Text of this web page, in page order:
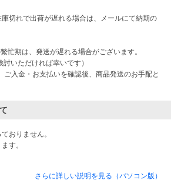
切れで出荷が遅れる場合は、メールにて納期の
忙期は、発送が遅れる場合がございます。
いただければ幸いです）
入金・お支払いを確認後、商品発送のお手配と
おりません。
す。
さらに詳しい説明を見る（パソコン版）